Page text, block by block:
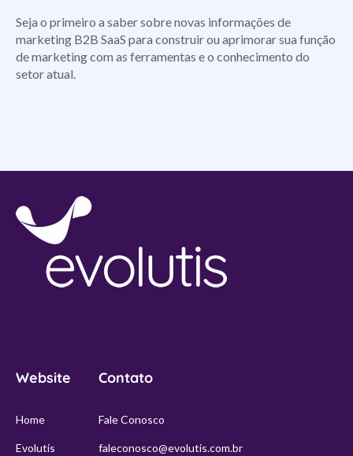
Seja o primeiro a saber sobre novas informações de
marketing B2B SaaS para construir ou aprimorar sua função
de marketing com as ferramentas e o conhecimento do
setor atual.
Website
Home
Evolutis
Contato
Fale Conosco
faleconosco@evolutis.com.br